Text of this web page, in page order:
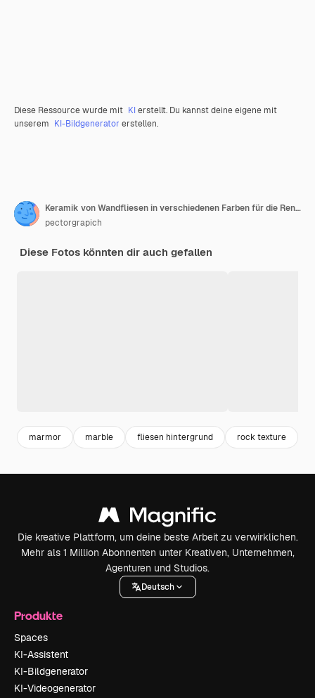
Diese Ressource wurde mit KIerstellt. Du kannst deine eigene mit
unserem KI-Bildgenerator erstellen.
Keramik von Wandfliesen in verschiedenen Farben für die Renovierung und Gestaltung von Häusern
pectorgrapich
Diese Fotos könnten dir auch gefallen
marmor marble fliesen hintergrund rock texture
Die kreative Plattform, um deine beste Arbeit zu verwirklichen.
Mehr als 1 Million Abonnenten unter Kreativen, Unternehmen,
Agenturen und Studios.
Deutsch
Produkte
Spaces
KI-Assistent
KI-Bildgenerator
KI-Videogenerator